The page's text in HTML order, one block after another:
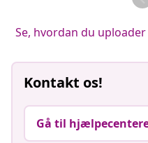
Se, hvordan du
Kontakt os!
Gå til